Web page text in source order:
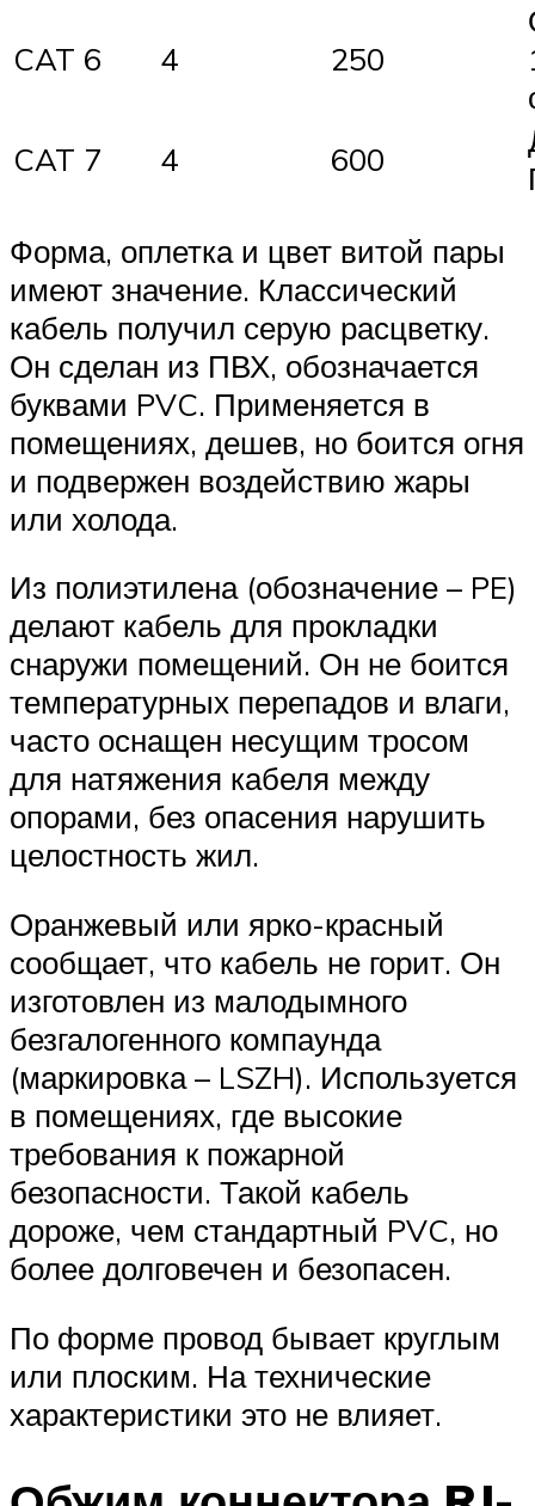
CAT 6 4 250
CAT 7
4 600
Форма, оплетка и цвет витой пары
имеют значение. Классический
кабель получил серую расцветку.
Он сделан из ПВХ, обозначается
буквами PVC. Применяется в
помещениях, дешев, но боится огня
и подвержен воздействию жары
или холода.
Из полиэтилена (обозначение – PE)
делают кабель для прокладки
снаружи помещений. Он не боится
температурных перепадов и влаги,
часто оснащен несущим тросом
для натяжения кабеля между
опорами, без опасения нарушить
целостность жил.
Оранжевый или ярко-красный
сообщает, что кабель не горит. Он
изготовлен из малодымного
безгалогенного компаунда
(маркировка – LSZH). Используется
в помещениях, где высокие
требования к пожарной
безопасности. Такой кабель
дороже, чем стандартный PVC, но
более долговечен и безопасен.
По форме провод бывает круглым
или плоским. На технические
характеристики это не влияет.